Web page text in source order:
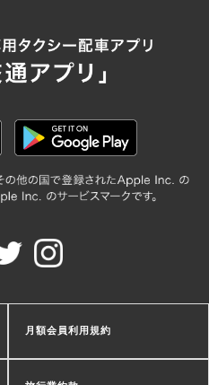
月額会員利用規約